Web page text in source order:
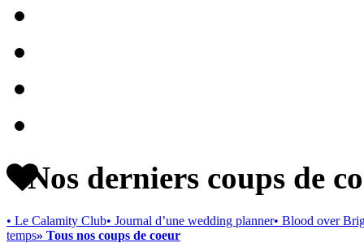
Nos derniers coups de
• Le Calamity Club• Journal d’une wedding planner• Blood over
temps» Tous nos coups de coeur